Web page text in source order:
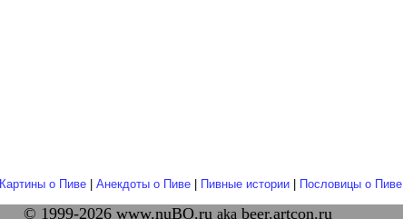
Картины о Пиве Анекдоты о Пиве| Пивные истории| Пословицы о Пиве
© 1999-2026 www.nuBO.ru akabeer.artcon.ru